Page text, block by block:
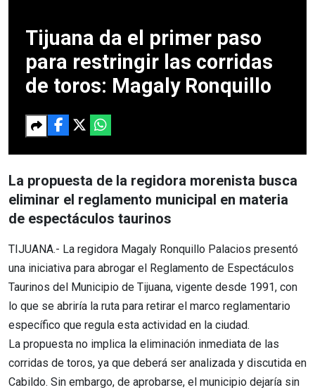
Tijuana da el primer paso
para restringir las corridas
de toros: Magaly Ronquillo
La propuesta de la regidora morenista busca
eliminar el reglamento municipal en materia
de espectáculos taurinos
TIJUANA.- La regidora Magaly Ronquillo Palacios presentó
una iniciativa para abrogar el Reglamento de Espectáculos
Taurinos del Municipio de Tijuana, vigente desde 1991, con
lo que se abriría la ruta para retirar el marco reglamentario
específico que regula esta actividad en la ciudad.
La propuesta no implica la eliminación inmediata de las
corridas de toros, ya que deberá ser analizada y discutida en
Cabildo. Sin embargo, de aprobarse, el municipio dejaría sin